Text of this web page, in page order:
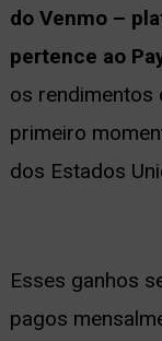
do Venmo –
pertence ao
os rendimentos
primeiro
dos Estados
Esses ganhos
pagos